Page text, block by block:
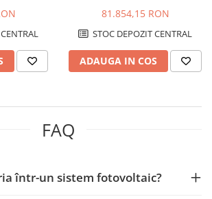
IP55
81.854,15 RON
STOC DEPOZIT CENTRAL
ADAUGA IN COS
FAQ
într-un sistem fotovoltaic?